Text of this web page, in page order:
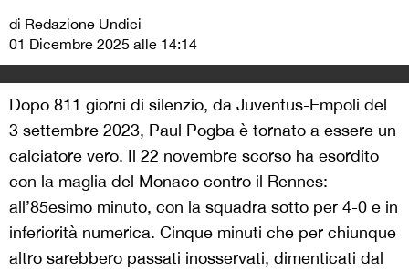
di Redazione Undici
01 Dicembre 2025 alle 14:14
Dopo 811 giorni di silenzio, da Juventus-Empoli del
3 settembre 2023, Paul Pogba è tornato a essere un
calciatore vero. Il 22 novembre scorso ha esordito
con la maglia del Monaco contro il Rennes:
all’85esimo minuto, con la squadra sotto per 4-0 e in
inferiorità numerica. Cinque minuti che per chiunque
altro sarebbero passati inosservati, dimenticati dal